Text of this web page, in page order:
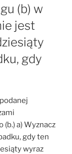
(b) w
jest
gdy
a) Wyznacz
gdy ten
wyraz